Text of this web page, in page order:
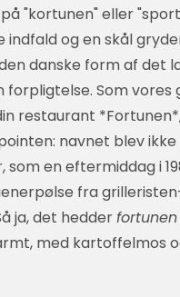
"kortunen" eller
og en skål
danske form af det
Som vores
restaurant
navnet blev
en eftermiddag i
fra
ja, det hedder
med kartoffelmos